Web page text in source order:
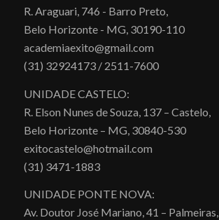
R. Araguari, 746 - Barro Preto,
Belo Horizonte - MG, 30190-110
academiaexito@gmail.com
(31) 32924173 / 2511-7600
UNIDADE CASTELO:
R. Elson Nunes de Souza, 137 – Castelo,
Belo Horizonte – MG, 30840-530
exitocastelo@hotmail.com
(31) 3471-1883
UNIDADE PONTE NOVA:
Av. Doutor José Mariano, 41 – Palmeiras,